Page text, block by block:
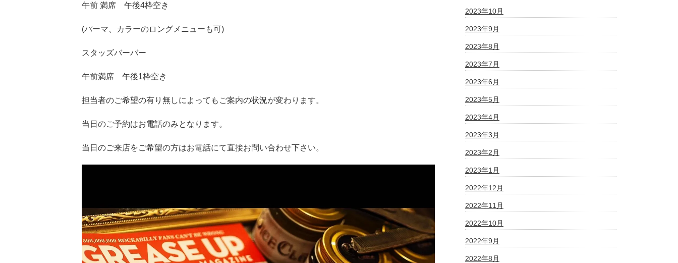
午前 満席 午後4枠空き
(パーマ、カラーのロングメニューも可)
スタッズバーバー
午前満席 午後1枠空き
担当者のご希望の有り無しによってもご案内の状況が変わります。
当日のご予約はお電話のみとなります。
当日のご来店をご希望の方はお電話にて直接お問い合わせ下さい。
2023年10月
2023年9月
2023年8月
2023年7月
2023年6月
2023年5月
2023年4月
2023年3月
2023年2月
2023年1月
2022年12月
2022年11月
2022年10月
2022年9月
2022年8月